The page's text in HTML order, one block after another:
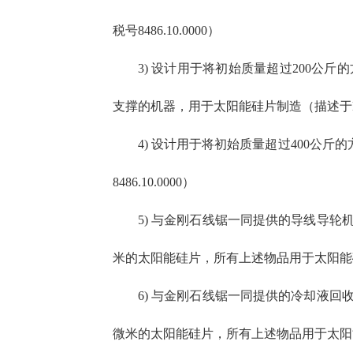
税号8486.10.0000）
3) 设计用于将初始质量超过200公斤
支撑的机器，用于太阳能硅片制造（描述于
4) 设计用于将初始质量超过400公斤
8486.10.0000）
5) 与金刚石线锯一同提供的导线导轮
米的太阳能硅片，所有上述物品用于太阳
6) 与金刚石线锯一同提供的冷却液回
微米的太阳能硅片，所有上述物品用于太